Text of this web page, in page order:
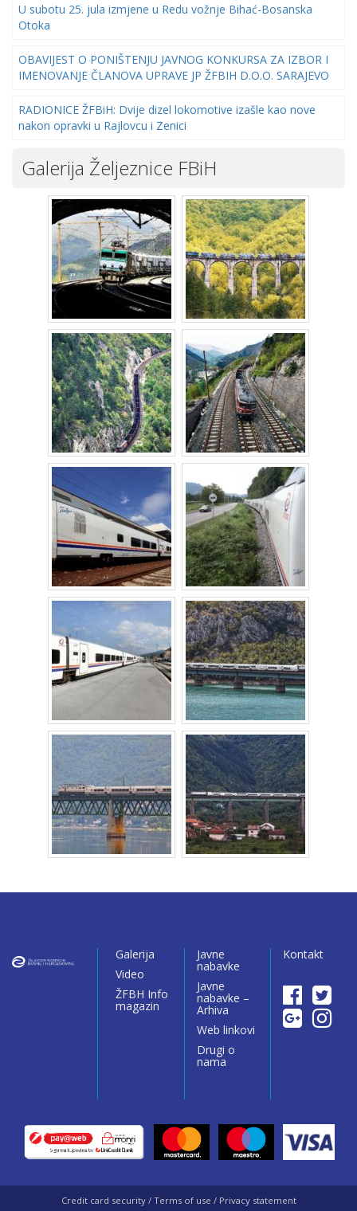
U subotu 25. jula izmjene u Redu vožnje Bihać-Bosanska
Otoka
OBAVIJEST O PONIŠTENJU JAVNOG KONKURSA ZA IZBOR I
IMENOVANJE ČLANOVA UPRAVE JP ŽFBIH D.O.O. SARAJEVO
RADIONICE ŽFBiH: Dvije dizel lokomotive izašle kao nove
nakon opravki u Rajlovcu i Zenici
Galerija Željeznice FBiH
Galerija
Video
ŽFBH Info
magazin
Javne
nabavke
Javne
nabavke –
Arhiva
Web linkovi
Drugi o
nama
Kontakt
Credit card security / Terms of use / Privacy statement